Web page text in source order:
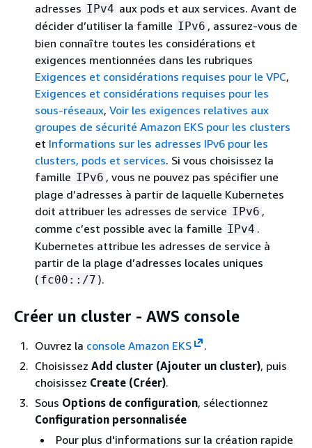
adresses IPv4 aux pods et aux services. Avant de
décider d’utiliser la famille IPv6 , assurez-vous de
bien connaître toutes les considérations et
exigences mentionnées dans les rubriques
Exigences et considérations requises pour le VPC,
Exigences et considérations requises pour les
sous-réseaux, Voir les exigences relatives aux
groupes de sécurité Amazon EKS pour les clusters
et Informations sur les adresses IPv6 pour les
clusters, pods et services. Si vous choisissez la
famille IPv6 , vous ne pouvez pas spécifier une
plage d’adresses à partir de laquelle Kubernetes
doit attribuer les adresses de service IPv6 ,
comme c’est possible avec la famille IPv4 .
Kubernetes attribue les adresses de service à
partir de la plage d’adresses locales uniques
( fc00::/7 ).
Créer un cluster - AWS console
Ouvrez la console Amazon EKS
.
Choisissez Add cluster (Ajouter un cluster), puis
choisissez Create (Créer).
Sous Options de configuration, sélectionnez
Configuration personnalisée
Pour plus d'informations sur la création rapide